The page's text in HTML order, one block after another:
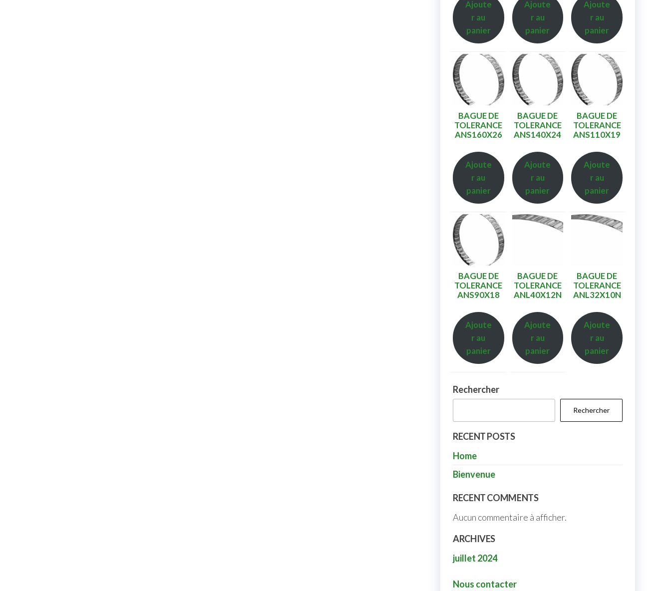
Ajoute
r au
panier
Ajoute
r au
panier
Ajoute
r au
panier
BAGUE DE
TOLERANCE
ANS160X26
Ajoute
r au
panier
BAGUE DE
TOLERANCE
ANS140X24
Ajoute
r au
panier
BAGUE DE
TOLERANCE
ANS110X19
Ajoute
r au
panier
BAGUE DE
TOLERANCE
ANS90X18
Ajoute
r au
panier
BAGUE DE
TOLERANCE
ANL40X12N
Ajoute
r au
panier
BAGUE DE
TOLERANCE
ANL32X10N
Ajoute
r au
panier
Rechercher
Rechercher
RECENT POSTS
Home
Bienvenue
RECENT COMMENTS
Aucun commentaire à afficher.
ARCHIVES
juillet 2024
Nous contacter